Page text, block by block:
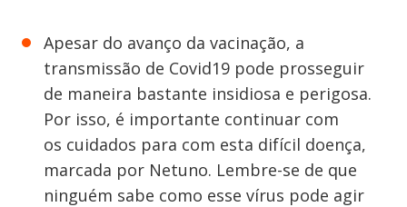
Apesar do avanço da vacinação, a
transmissão de Covid19 pode prosseguir
de maneira bastante insidiosa e perigosa.
Por isso, é importante continuar com
os cuidados para com esta difícil doença,
marcada por Netuno. Lembre-se de que
ninguém sabe como esse vírus pode agir